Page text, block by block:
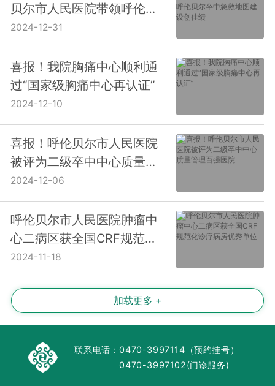
贝尔市人民医院带领呼伦贝
尔卒中急救地图建设创佳绩
2024-12-31
喜报！我院胸痛中心顺利通
过“国家级胸痛中心再认证”
2024-12-10
喜报！呼伦贝尔市人民医院
被评为二级卒中中心质量管
理百强医院
2024-12-06
呼伦贝尔市人民医院肿瘤中
心二病区获全国CRF规范化
诊疗病房优秀单位
2024-11-18
加载更多 +
联系电话：0470-3997114（预约挂号）
0470-3997102(门诊服务)